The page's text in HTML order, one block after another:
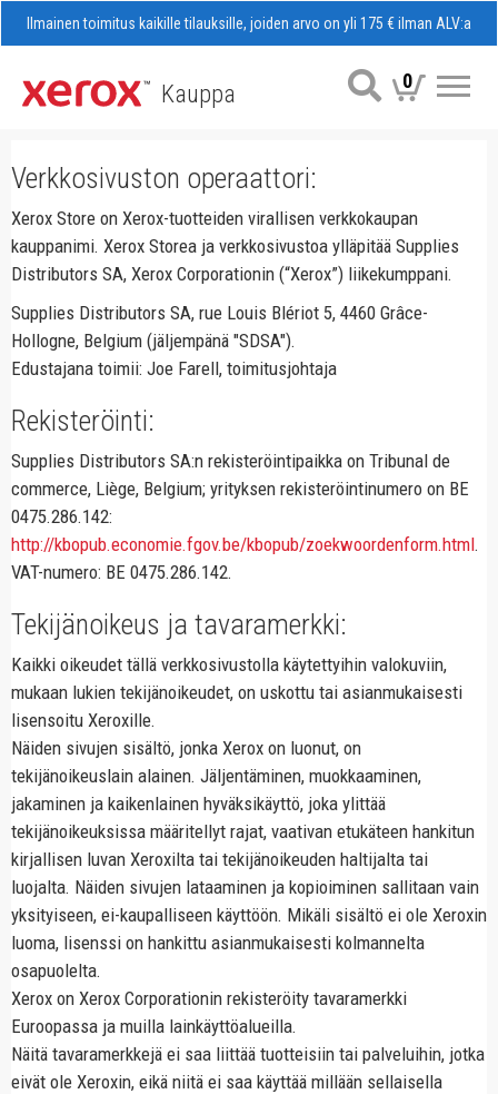
Ilmainen toimitus kaikille tilauksille, joiden arvo on yli 175 € ilman ALV:a
Kauppa 0
Verkkosivuston operaattori:
Xerox Store on Xerox-tuotteiden virallisen verkkokaupan
kauppanimi. Xerox Storea ja verkkosivustoa ylläpitää Supplies
Distributors SA, Xerox Corporationin (“Xerox”) liikekumppani.
Supplies Distributors SA, rue Louis Blériot 5, 4460 Grâce-
Hollogne, Belgium (jäljempänä "SDSA").
Edustajana toimii: Joe Farell, toimitusjohtaja
Rekisteröinti:
Supplies Distributors SA:n rekisteröintipaikka on Tribunal de
commerce, Liège, Belgium; yrityksen rekisteröintinumero on BE
0475.286.142:
http://kbopub.economie.fgov.be/kbopub/zoekwoordenform.html.
VAT-numero: BE 0475.286.142.
Tekijänoikeus ja tavaramerkki:
Kaikki oikeudet tällä verkkosivustolla käytettyihin valokuviin,
mukaan lukien tekijänoikeudet, on uskottu tai asianmukaisesti
lisensoitu Xeroxille.
Näiden sivujen sisältö, jonka Xerox on luonut, on
tekijänoikeuslain alainen. Jäljentäminen, muokkaaminen,
jakaminen ja kaikenlainen hyväksikäyttö, joka ylittää
tekijänoikeuksissa määritellyt rajat, vaativan etukäteen hankitun
kirjallisen luvan Xeroxilta tai tekijänoikeuden haltijalta tai
luojalta. Näiden sivujen lataaminen ja kopioiminen sallitaan vain
yksityiseen, ei-kaupalliseen käyttöön. Mikäli sisältö ei ole Xeroxin
luoma, lisenssi on hankittu asianmukaisesti kolmannelta
osapuolelta.
Xerox on Xerox Corporationin rekisteröity tavaramerkki
Euroopassa ja muilla lainkäyttöalueilla.
Näitä tavaramerkkejä ei saa liittää tuotteisiin tai palveluihin, jotka
eivät ole Xeroxin, eikä niitä ei saa käyttää millään sellaisella